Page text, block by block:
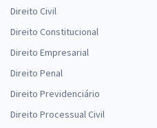
Direito Civil
Direito Constitucional
Direito Empresarial
Direito Penal
Direito Previdenciário
Direito Processual Civil